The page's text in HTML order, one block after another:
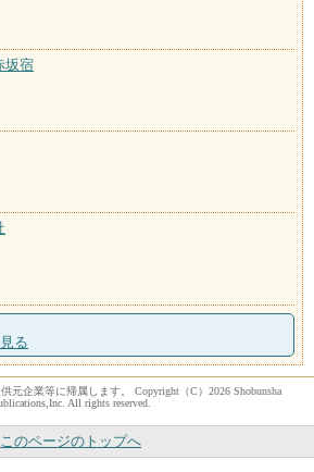
坂宿
る
元企業等に帰属します。 Copyright（C）2026 Shobunsha
All rights reserved.
このページのトップへ